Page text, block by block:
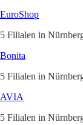
EuroShop
5 Filialen in
Bonita
5 Filialen in
AVIA
5 Filialen in